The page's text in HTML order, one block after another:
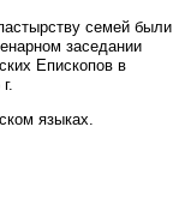
семей были
заседании
Епископов в
языках.